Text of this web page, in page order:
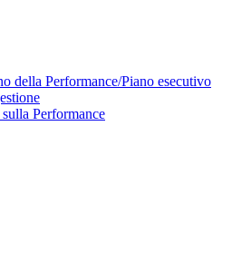
della Performance/Piano esecutivo
Performance